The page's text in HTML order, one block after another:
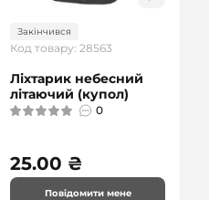
Закінчився
Код товару: 28563
Ліхтарик небесний
літаючий (купол)
0
25.00 ₴
Повідомити мене